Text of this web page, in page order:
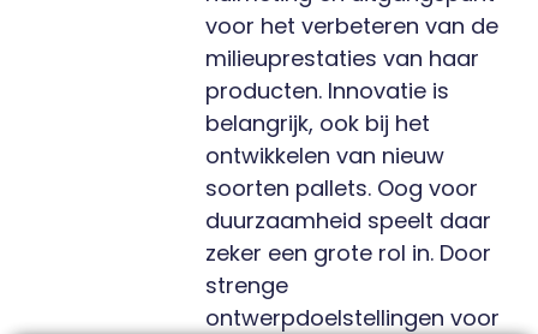
voor het verbeteren van de
milieuprestaties van haar
producten. Innovatie is
belangrijk, ook bij het
ontwikkelen van nieuw
soorten pallets. Oog voor
duurzaamheid speelt daar
zeker een grote rol in. Door
strenge
ontwerpdoelstellingen voor